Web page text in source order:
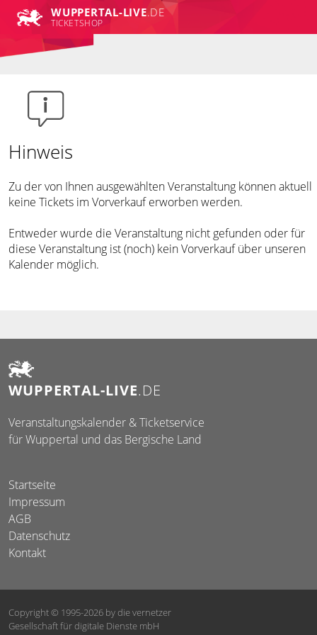
WUPPERTAL-LIVE.DE
TICKETSHOP
Hinweis
Zu der von Ihnen ausgewählten Veranstaltung können aktuell
keine Tickets im Vorverkauf erworben werden.
Entweder wurde die Veranstaltung nicht gefunden oder für
diese Veranstaltung ist (noch) kein Vorverkauf über unseren
Kalender möglich.
WUPPERTAL-LIVE.DE
Veranstaltungskalender & Ticketservice
für Wuppertal und das Bergische Land
Startseite
Impressum
AGB
Datenschutz
Kontakt
Copyright © 1995-2026 by die vernetzer
Gesellschaft für digitale Dienste mbH